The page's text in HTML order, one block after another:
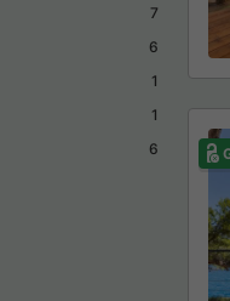
7
6
1
1
6